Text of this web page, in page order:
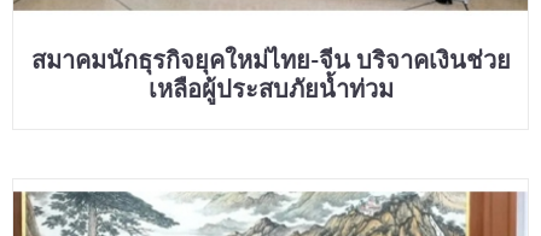
สมาคมนักธุรกิจยุคใหม่ไทย-จีน บริจาคเงินช่วย
เหลือผู้ประสบภัยน้ำท่วม